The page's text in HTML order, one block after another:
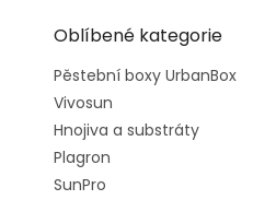
Oblíbené kategorie
Pěstební boxy UrbanBox
Vivosun
Hnojiva a substráty
Plagron
SunPro